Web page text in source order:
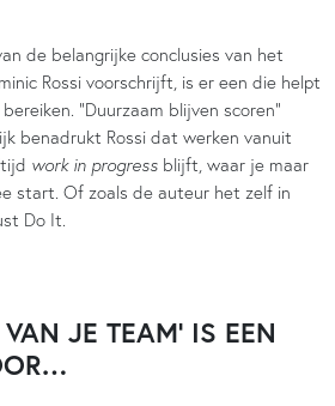
de belangrijke conclusies van het
Rossi voorschrijft, is er een die helpt
“Duurzaam blijven scoren”
benadrukt Rossi dat werken vanuit
work in progress blijft, waar je maar
start. Of zoals de auteur het zelf in
Do It.
JE TEAM’ IS EEN